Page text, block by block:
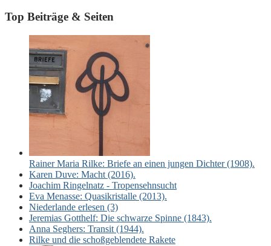
Top Beiträge & Seiten
Rainer Maria Rilke: Briefe an einen jungen Dichter (1908).
Karen Duve: Macht (2016).
Joachim Ringelnatz - Tropensehnsucht
Eva Menasse: Quasikristalle (2013).
Niederlande erlesen (3)
Jeremias Gotthelf: Die schwarze Spinne (1843).
Anna Seghers: Transit (1944).
Rilke und die schoßgeblendete Rakete